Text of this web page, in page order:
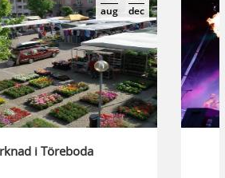
aug dec
i Töreboda